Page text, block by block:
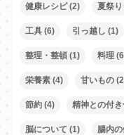
健康レシピ(2) 夏祭り
工具(6) 引っ越し (1)
整理・整頓(1) 料理
栄養素(4) 甘いもの
節約(4) 精神との付
脳について (1) 腸内